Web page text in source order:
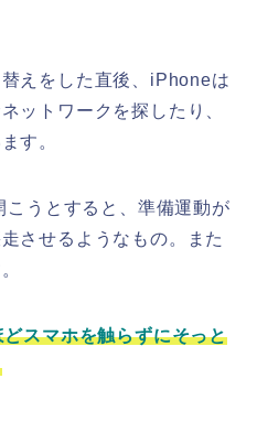
えをした直後、iPhoneは
ットワークを探したり、
す。
うとすると、準備運動が
させるようなもの。また
スマホを触らずにそっと